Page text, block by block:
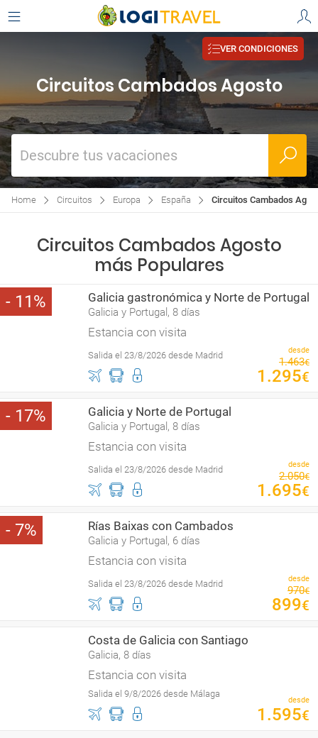
VER CONDICIONES
Circuitos Cambados Agosto
Descubre tus vacaciones
Home Circuitos Europa España Circuitos Cambados
Circuitos Cambados Agosto
más Populares
11 Galicia gastronómica y Norte de Portugal
Galicia y Portugal, 8 días
Estancia con visita
Salida el 23/8/2026 desde Madrid desde
1.463€
1 .295€
17 Galicia y Norte de Portugal
Galicia y Portugal, 8 días
Estancia con visita
Salida el 23/8/2026 desde Madrid desde
2.050€
1 .695€
7 Rías Baixas con Cambados
Galicia y Portugal, 6 días
Estancia con visita
Salida el 23/8/2026 desde Madrid desde
970€
899€
Costa de Galicia con Santiago
Galicia, 8 días
Estancia con visita
Salida el 9/8/2026 desde Málaga
desde
1 .595€